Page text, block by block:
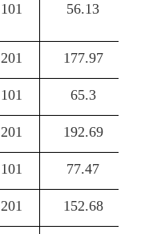
101 56.13
201 177.97
101 65.3
201 192.69
101 77.47
201 152.68